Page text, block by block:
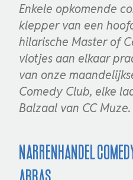
Enkele opkomende
klepper van een
hilarische Master of
vlotjes aan elkaar
van onze
Comedy Club, elke
Balzaal van CC Muze.
Narrenhandel